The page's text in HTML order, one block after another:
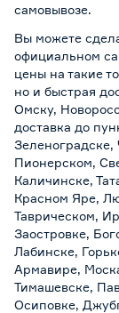
самовывозе.
Вы можете
официальном
цены на такие
но и быстрая
Омску,
доставка до
Зеленоградске,
Пионерском,
Каличинске,
Красном Яре,
Таврическом,
Заостровке,
Лабинске,
Армавире,
Тимашевске,
Осиповке,